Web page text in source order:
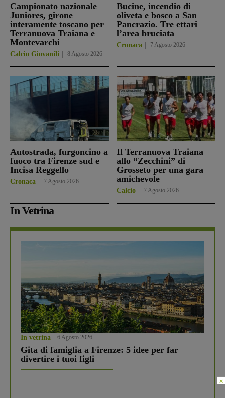
Campionato nazionale
Juniores, girone
interamente toscano per
Terranuova Traiana e
Montevarchi
Calcio Giovanili 8 Agosto 2026
Bucine, incendio di
oliveta e bosco a San
Pancrazio. Tre ettari
l’area bruciata
Cronaca 7 Agosto 2026
Autostrada, furgoncino a
fuoco tra Firenze sud e
Incisa Reggello
Cronaca 7 Agosto 2026
Il Terranuova Traiana
allo “Zecchini” di
Grosseto per una gara
amichevole
Calcio 7 Agosto 2026
In Vetrina
In vetrina 6 Agosto 2026
Gita di famiglia a Firenze: 5 idee per far
divertire i tuoi figli
×